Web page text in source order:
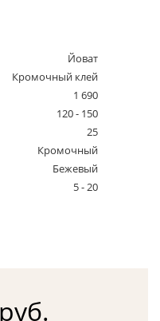
Йоват
Кромочный клей
1 690
120 - 150
25
Кромочный
Бежевый
5 - 20